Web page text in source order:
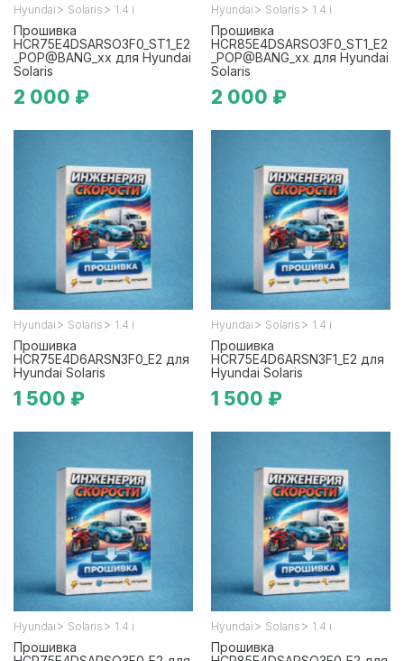
Hyundai > Solaris > 1.4 i
Прошивка
HCR75E4DSARSO3F0_ST1_E2
_POP@BANG_xx для Hyundai
Solaris
2 000 ₽
Hyundai > Solaris > 1.4 i
Прошивка
HCR85E4DSARSO3F0_ST1_E2
_POP@BANG_xx для Hyundai
Solaris
2 000 ₽
Hyundai > Solaris > 1.4 i
Прошивка
HCR75E4D6ARSN3F0_E2 для
Hyundai Solaris
1 500 ₽
Hyundai > Solaris > 1.4 i
Прошивка
HCR75E4D6ARSN3F1_E2 для
Hyundai Solaris
1 500 ₽
Hyundai > Solaris > 1.4 i
Прошивка
Hyundai > Solaris > 1.4 i
Прошивка